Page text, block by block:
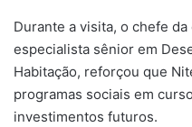
Durante a visita, o chefe
especialista sênior em
Habitação, reforçou que
programas sociais em
investimentos futuros.